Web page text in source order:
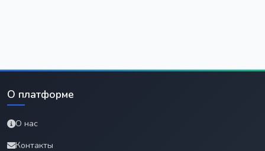
О платформе
О нас
Контакты